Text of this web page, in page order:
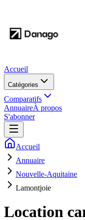
Accueil
Catégories
Comparatifs
AnnuaireÀ propos
S'abonner
Accueil
Annuaire
Nouvelle-Aquitaine
Lamontjoie
Location